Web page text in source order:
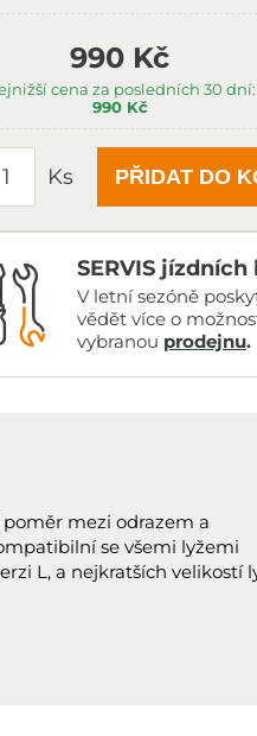
990 Kč
cena za posledních 30 dní:
990 Kč
Ks PŘIDAT DO
SERVIS
V letní sezóně
vědět více o
vybranou prodejnu.
poměr mezi odrazem a
se všemi lyžemi
L, a nejkratších velikostí